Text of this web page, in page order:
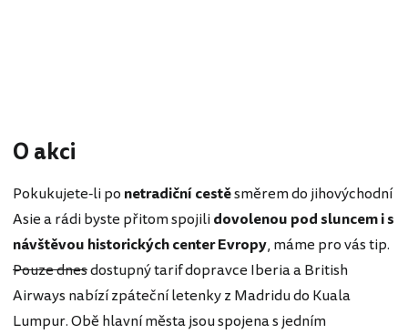
O akci
Pokukujete-li po netradiční cestěsměrem do jihovýchodní
Asie a rádi byste přitom spojilidovolenou pod sluncem i s
návštěvou historických center Evropy, máme pro vás tip.
Pouze dnesdostupný tarif dopravce Iberia a British
Airways nabízí zpáteční letenky z Madridu do Kuala
Lumpur. Obě hlavní města jsou spojena s jedním